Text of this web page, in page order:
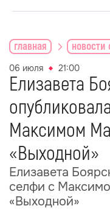
главная новости
06 июля 21:00
Елизавета
Максимом
«Выходной»
Елизавета
селфи с
«Выходной»